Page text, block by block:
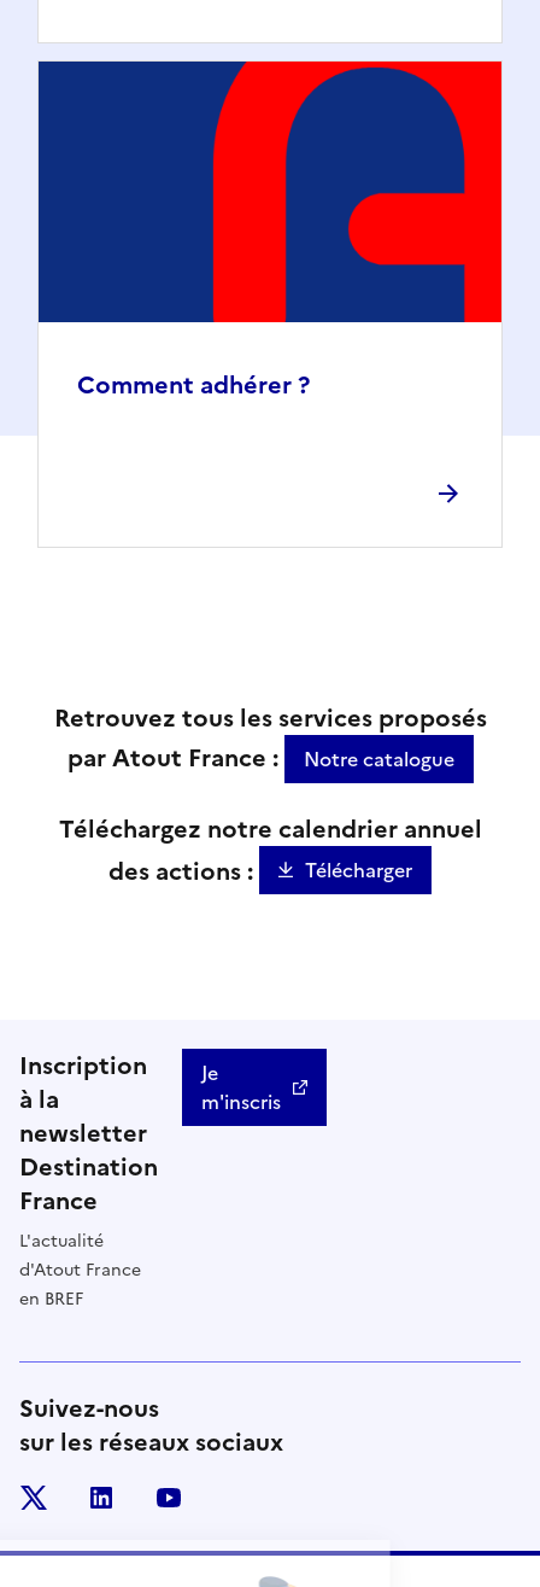
Comment adhérer ?
Retrouvez tous les services proposés
par Atout France :
Notre catalogue
Téléchargez notre calendrier annuel
des actions :
Télécharger
Inscription
à la
newsletter
Destination
France
L'actualité
d'Atout France
en BREF
Je
m'inscris
Suivez-nous
sur les réseaux sociaux
linkedin